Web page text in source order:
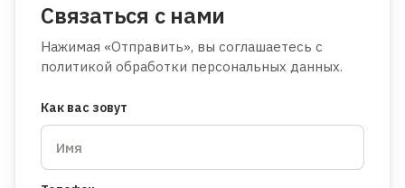
Связаться с нами
Нажимая «Отправить», вы соглашаетесь с
политикой обработки персональных данных.
Как вас зовут